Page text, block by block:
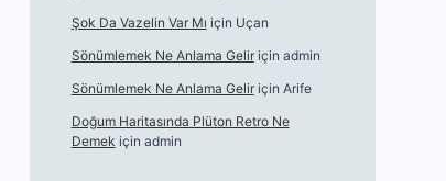
Şok Da Vazelin Var Mı için Uçan
Sönümlemek Ne Anlama Geliriçin admin
Sönümlemek Ne Anlama Geliriçin Arife
Doğum Haritasında Plüton Retro Ne
Demek için admin